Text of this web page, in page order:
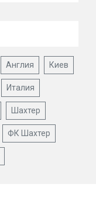
Англия Киев
Италия
Шахтер
ФК Шахтер